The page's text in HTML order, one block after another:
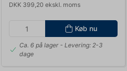
DKK 399,20 ekskl. moms
Køb nu
Ca. 6 på lager- Levering: 2-3
dage